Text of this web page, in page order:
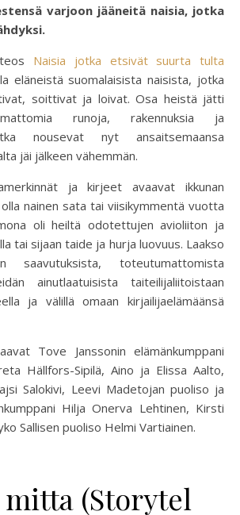
Naisia jotka etsivät suurta tulta
eläneistä suomalaisista naisista, jotka
nyt ansaitsemaansa
jäi jälkeen vähemmän.
ja kirjeet avaavat ikkunan
taiteilijaliitoistaan
omaan kirjailijaelämäänsä
Tove Janssonin elämänkumppani
Hällfors-Sipilä, Aino ja Elissa Aalto,
Salokivi, Leevi Madetojan puoliso ja
Hilja Onerva Lehtinen, Kirsti
Sallisen puoliso Helmi Vartiainen.
(Storytel